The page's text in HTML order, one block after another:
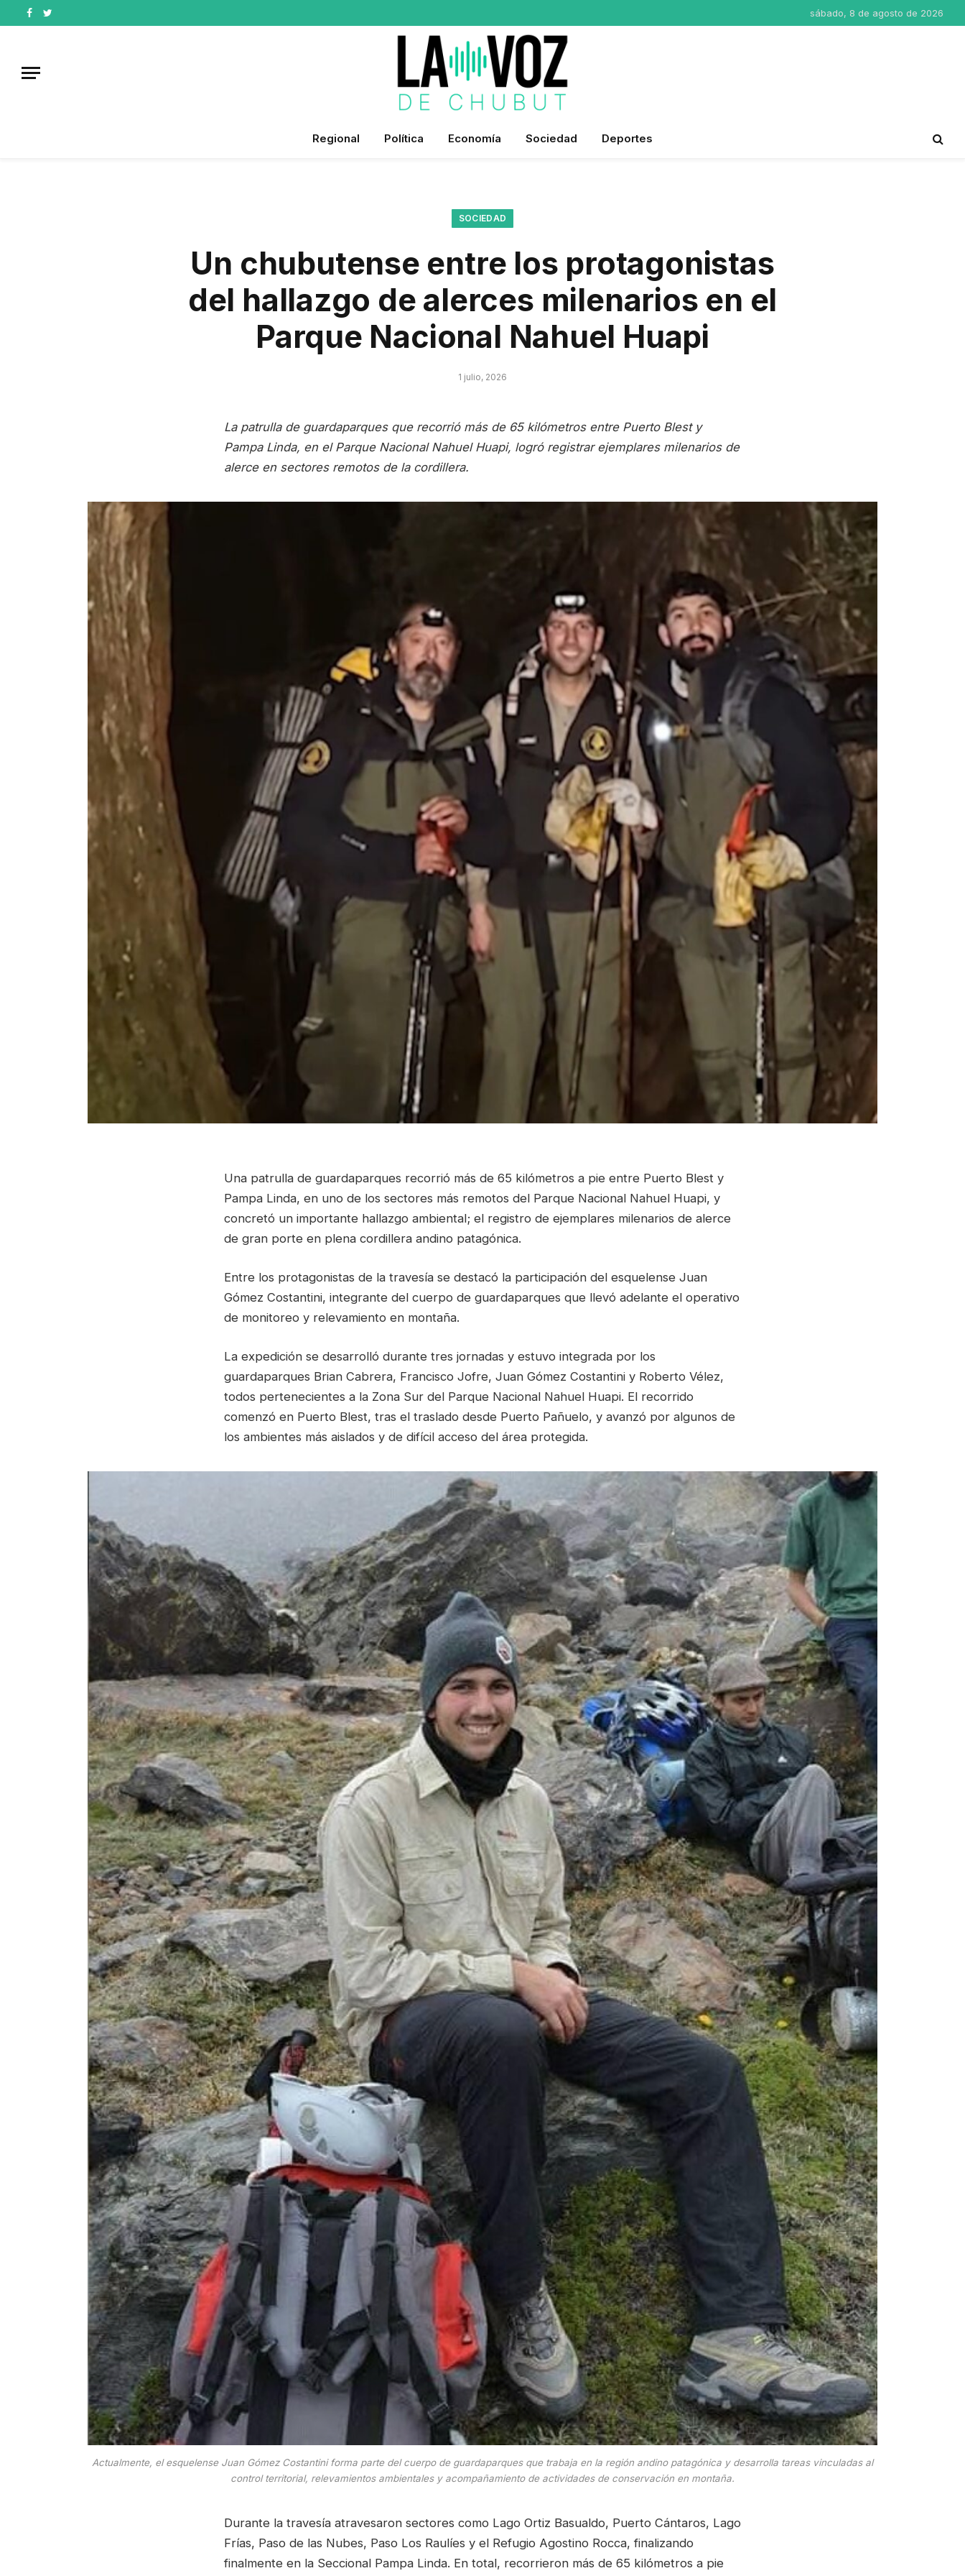
Facebook
Twitter
sábado, 8 de agosto de 2026
Regional Política Economía Sociedad Deportes
SOCIEDAD
Un chubutense entre los protagonistas
del hallazgo de alerces milenarios en el
Parque Nacional Nahuel Huapi
1 julio, 2026
La patrulla de guardaparques que recorrió más de 65 kilómetros entre Puerto Blest y
Pampa Linda, en el Parque Nacional Nahuel Huapi, logró registrar ejemplares milenarios de
alerce en sectores remotos de la cordillera.
Una patrulla de guardaparques recorrió más de 65 kilómetros a pie entre Puerto Blest y
Pampa Linda, en uno de los sectores más remotos del Parque Nacional Nahuel Huapi, y
concretó un importante hallazgo ambiental; el registro de ejemplares milenarios de alerce
de gran porte en plena cordillera andino patagónica.
Entre los protagonistas de la travesía se destacó la participación del esquelense Juan
Gómez Costantini, integrante del cuerpo de guardaparques que llevó adelante el operativo
de monitoreo y relevamiento en montaña.
La expedición se desarrolló durante tres jornadas y estuvo integrada por los
guardaparques Brian Cabrera, Francisco Jofre, Juan Gómez Costantini y Roberto Vélez,
todos pertenecientes a la Zona Sur del Parque Nacional Nahuel Huapi. El recorrido
comenzó en Puerto Blest, tras el traslado desde Puerto Pañuelo, y avanzó por algunos de
los ambientes más aislados y de difícil acceso del área protegida.
Actualmente, el esquelense Juan Gómez Costantini forma parte del cuerpo de guardaparques que trabaja en la región andino patagónica y desarrolla tareas vinculadas al
control territorial, relevamientos ambientales y acompañamiento de actividades de conservación en montaña.
Durante la travesía atravesaron sectores como Lago Ortiz Basualdo, Puerto Cántaros, Lago
Frías, Paso de las Nubes, Paso Los Raulíes y el Refugio Agostino Rocca, finalizando
finalmente en la Seccional Pampa Linda. En total, recorrieron más de 65 kilómetros a pie